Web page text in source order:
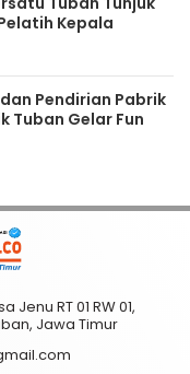
Kepala
Pendirian Pabrik
Tuban Gelar Fun
RT 01 RW 01,
Jawa Timur